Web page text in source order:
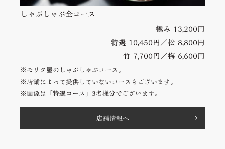
しゃぶしゃぶ全コース
極み 13,200円
特選 10,450円／松 8,800円
竹 7,700円／梅 6,600円
※モリタ屋のしゃぶしゃぶコース。
※店舗によって提供していないコースもございます。
※画像は「特選コース」3名様分でございます。
店舗情報へ